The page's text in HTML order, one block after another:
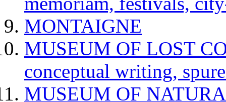
MONTAIGNE
MUSEUM OF LOST
conceptual writing,
MUSEUM OF